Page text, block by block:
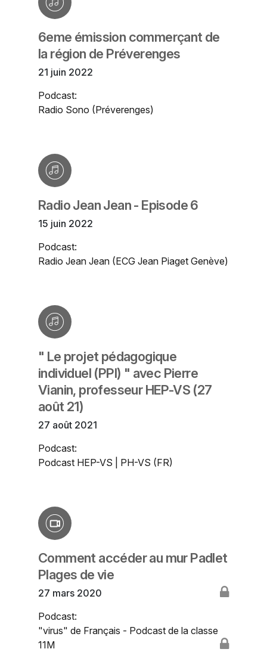
6eme émission commerçant de
la région de Préverenges
21 juin 2022
Podcast:
Radio Sono (Préverenges)
Radio Jean Jean - Episode 6
15 juin 2022
Podcast:
Radio Jean Jean (ECG Jean Piaget Genève)
" Le projet pédagogique
individuel (PPI) " avec Pierre
Vianin, professeur HEP-VS (27
août 21)
27 août 2021
Podcast:
Podcast HEP-VS | PH-VS (FR)
Comment accéder au mur Padlet
Plages de vie
27 mars 2020
Podcast:
"virus" de Français - Podcast de la classe
11M